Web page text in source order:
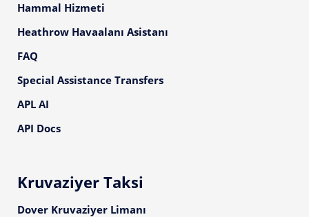
Hammal Hizmeti
Heathrow Havaalanı Asistanı
FAQ
Special Assistance Transfers
APL AI
API Docs
Kruvaziyer Taksi
Dover Kruvaziyer Limanı